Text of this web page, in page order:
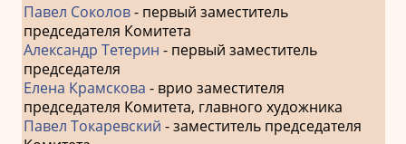
Павел Соколов- первый заместитель
председателя Комитета
Александр Тетерин - первый заместитель
председателя
Елена Крамскова - врио заместителя
председателя Комитета, главного художника
Павел Токаревский - заместитель председателя